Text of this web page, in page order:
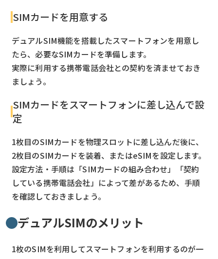
SIMカードを用意する
デュアルSIM機能を搭載したスマートフォンを用意し
たら、必要なSIMカードを準備します。
実際に利用する携帯電話会社との契約を済ませておき
ましょう。
SIMカードをスマートフォンに差し込んで設
定
1枚目のSIMカードを物理スロットに差し込んだ後に、
2枚目のSIMカードを装着、またはeSIMを設定します。
設定方法・手順は「SIMカードの組み合わせ」「契約
している携帯電話会社」によって差があるため、手順
を確認しておきましょう。
デュアルSIMのメリット
1枚のSIMを利用してスマートフォンを利用するのが一